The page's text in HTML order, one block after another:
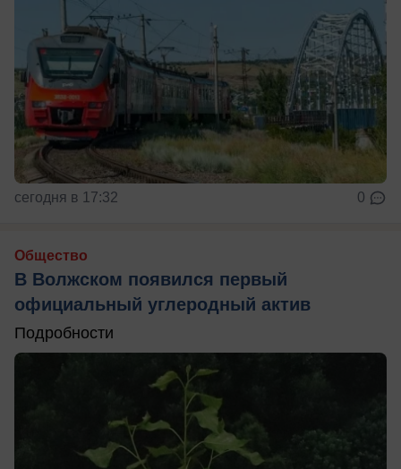
сегодня в 17:32 0
Общество
В Волжском появился первый
официальный углеродный актив
Подробности